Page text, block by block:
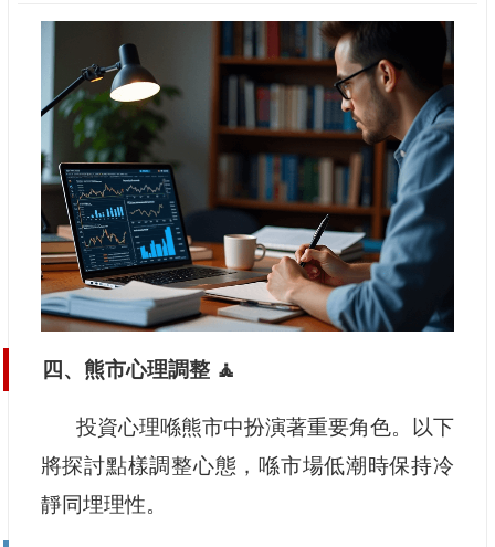
四、熊市心理調整 🧘
投資心理喺熊市中扮演著重要角色。以下
將探討點樣調整心態，喺市場低潮時保持冷
靜同埋理性。